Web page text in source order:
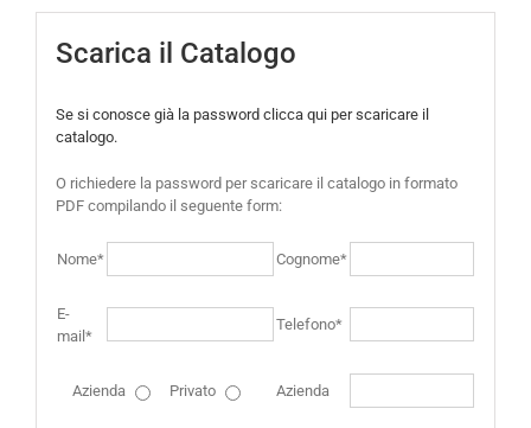
Scarica il Catalogo
Se si conosce già la password clicca qui per scaricare il
catalogo.
O richiedere la password per scaricare il catalogo in formato
PDF compilando il seguente form:
Nome* Cognome*
E-
mail*
Telefono*
Azienda Privato Azienda